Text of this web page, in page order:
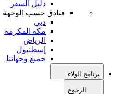
دليل السفر
فنادق حسب الوجهة
دبي
مكة المكرمة
الرياض
إسطنبول
جميع وجهاتنا
برنامج الولاء
الرجوع